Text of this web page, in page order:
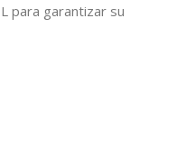
para garantizar su